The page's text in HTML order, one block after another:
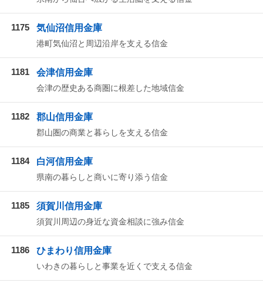
1175 気仙沼信用金庫
港町気仙沼と周辺沿岸を支える信金
1181 会津信用金庫
会津の歴史ある商圏に根差した地域信金
1182 郡山信用金庫
郡山圏の商業と暮らしを支える信金
1184 白河信用金庫
県南の暮らしと商いに寄り添う信金
1185 須賀川信用金庫
須賀川周辺の身近な資金相談に強み信金
1186 ひまわり信用金庫
いわきの暮らしと事業を近くで支える信金